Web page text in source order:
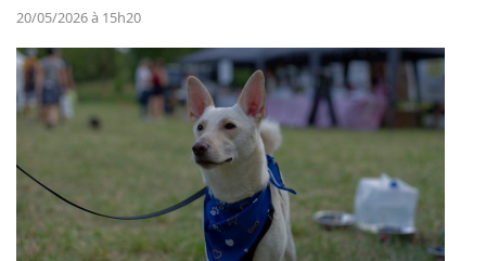
20/05/2026 à 15h20